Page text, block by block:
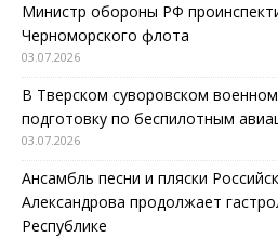
Министр обороны РФ
Черноморского флота
03.07.2026
В Тверском суворовском
подготовку по беспилотным
03.07.2026
Ансамбль песни и пляски
Александрова продолжает
Республике